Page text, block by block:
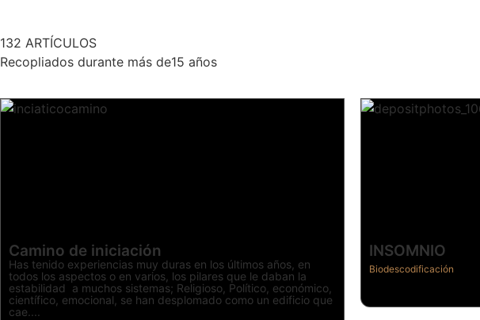
132 ARTÍCULOS
Recopliados durante más de15 años
Camino de iniciación
Has tenido experiencias muy duras en los últimos años, en
todos los aspectos o en varios, los pilares que le daban la
estabilidad a muchos sistemas; Religioso, Político, económico,
científico, emocional, se han desplomado como un edificio que
cae....
INSOMNIO
Biodescodificación